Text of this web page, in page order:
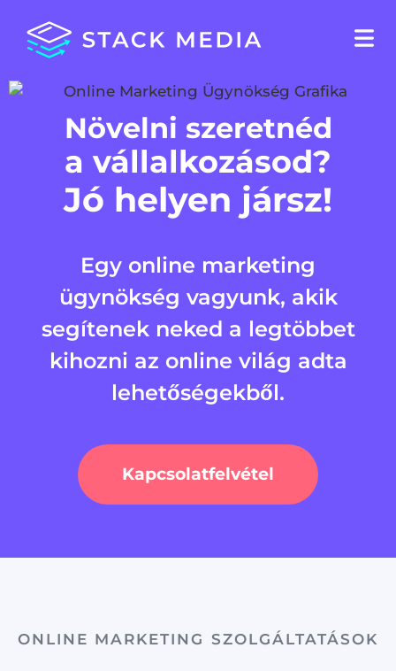
Növelni szeretnéd
a vállalkozásod?
Jó helyen jársz!
Egy online marketing
ügynökség vagyunk, akik
segítenek neked a legtöbbet
kihozni az online világ adta
lehetőségekből.
Kapcsolatfelvétel
ONLINE MARKETING SZOLGÁLTATÁSOK